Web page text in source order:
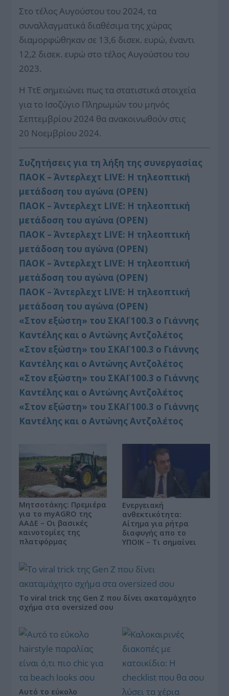
Στο τέλος Αυγούστου του 2024, τα
συναλλαγματικά διαθέσιμα της χώρας
διαμορφώθηκαν σε 13,6 δισεκ. ευρώ, έναντι
12,2 δισεκ. ευρώ στο τέλος Αυγούστου του
2023.
Η ΤτΕ σημειώνει πως τα στατιστικά στοιχεία
για το Ισοζύγιο Πληρωμών του μηνός
Σεπτεμβρίου 2024 θα ανακοινωθούν στις
20 Νοεμβρίου 2024.
Συζητήσεις για τη λήξη της συνεργασίας
ΠΑΟΚ – Άντερλεχτ LIVE: Η τηλεοπτική
μετάδοση του αγώνα (OPEN)
ΠΑΟΚ – Άντερλεχτ LIVE: Η τηλεοπτική
μετάδοση του αγώνα (OPEN)
ΠΑΟΚ – Άντερλεχτ LIVE: Η τηλεοπτική
μετάδοση του αγώνα (OPEN)
ΠΑΟΚ – Άντερλεχτ LIVE: Η τηλεοπτική
μετάδοση του αγώνα (OPEN)
ΠΑΟΚ – Άντερλεχτ LIVE: Η τηλεοπτική
μετάδοση του αγώνα (OPEN)
«Στον εξώστη» του ΣΚΑΪ 100.3 ο Γιάννης
Καντέλης και ο Αντώνης Αντζολέτος
«Στον εξώστη» του ΣΚΑΪ 100.3 ο Γιάννης
Καντέλης και ο Αντώνης Αντζολέτος
«Στον εξώστη» του ΣΚΑΪ 100.3 ο Γιάννης
Καντέλης και ο Αντώνης Αντζολέτος
«Στον εξώστη» του ΣΚΑΪ 100.3 ο Γιάννης
Καντέλης και ο Αντώνης Αντζολέτος
Μητσοτάκης: Πρεμιέρα
για το myAGRO της
ΑΑΔΕ – Οι βασικές
καινοτομίες της
πλατφόρμας
Ενεργειακή
ανθεκτικότητα:
Αίτημα για ρήτρα
διαφυγής απο το
ΥΠΟΙΚ – Τι σημαίνει
Το viral trick της Gen Z που δίνει ακαταμάχητο
σχήμα στα oversized σου
Αυτό το εύκολο